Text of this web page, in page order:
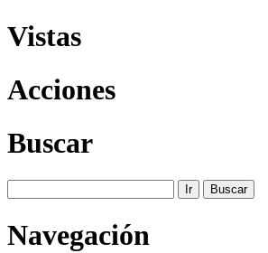
Vistas
Acciones
Buscar
Navegación